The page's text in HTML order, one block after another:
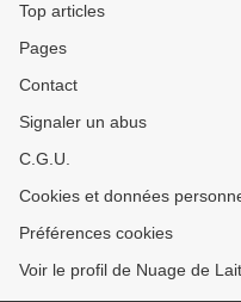
Top articles
Pages
Contact
Signaler un abus
C.G.U.
Cookies et données
Préférences cookies
Voir le profil de Nuage de